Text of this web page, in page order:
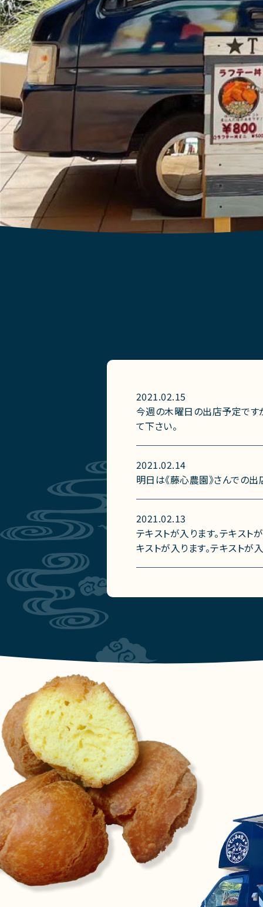
2021.02.15
今週の木曜日の出店予定です
て下さい。
2021.02.14
明日は《藤心農園》さんでの
2021.02.13
テキストが入ります。テキスト
キストが入ります。テキストが